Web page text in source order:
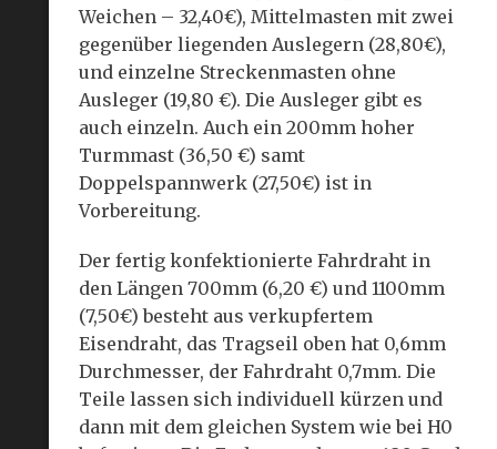
Weichen – 32,40€), Mittelmasten mit zwei
gegenüber liegenden Auslegern (28,80€),
und einzelne Streckenmasten ohne
Ausleger (19,80 €). Die Ausleger gibt es
auch einzeln. Auch ein 200mm hoher
Turmmast (36,50 €) samt
Doppelspannwerk (27,50€) ist in
Vorbereitung.
Der fertig konfektionierte Fahrdraht in
den Längen 700mm (6,20 €) und 1100mm
(7,50€) besteht aus verkupfertem
Eisendraht, das Tragseil oben hat 0,6mm
Durchmesser, der Fahrdraht 0,7mm. Die
Teile lassen sich individuell kürzen und
dann mit dem gleichen System wie bei H0